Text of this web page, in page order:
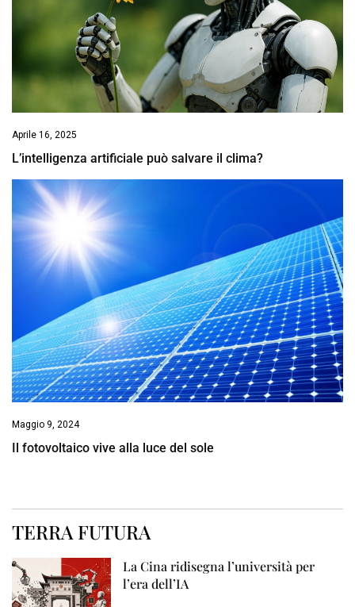
Aprile 16, 2025
L’intelligenza artificiale può salvare il clima?
Maggio 9, 2024
Il fotovoltaico vive alla luce del sole
TERRA FUTURA
La Cina ridisegna l’università per
l’era dell’IA